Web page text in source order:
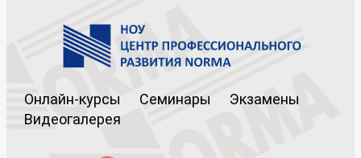
Онлайн-курсы Семинары
Экзамены
Видеогалерея